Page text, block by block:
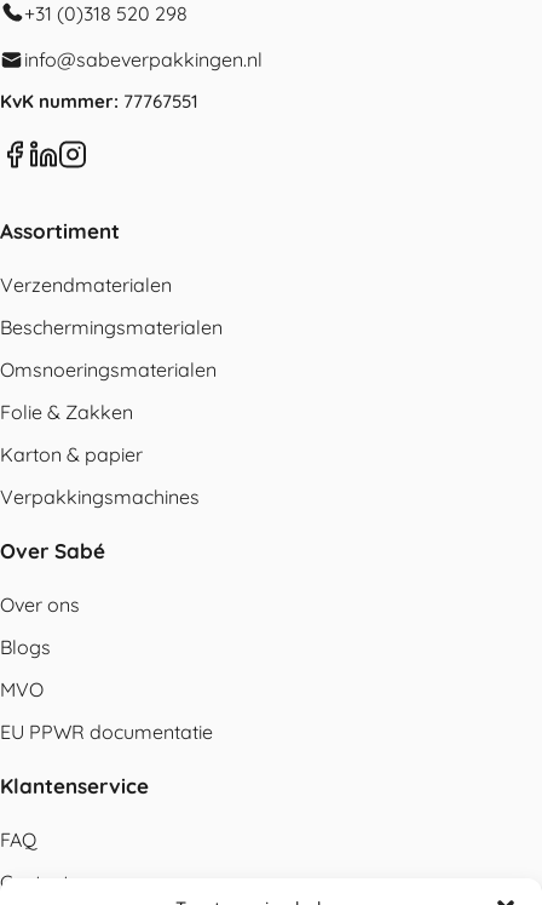
+31 (0)318 520 298
info@sabeverpakkingen.nl
KvK nummer: 77767551
Assortiment
Verzendmaterialen
Beschermingsmaterialen
Omsnoeringsmaterialen
Folie & Zakken
Karton & papier
Verpakkingsmachines
Over Sabé
Over ons
Blogs
MVO
EU PPWR documentatie
Klantenservice
FAQ
Contact